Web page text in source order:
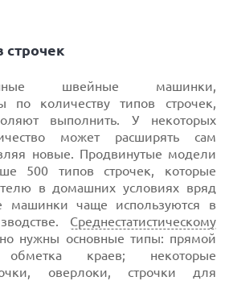
строчек
швейные машинки,
по количеству типов строчек,
выполнить. У некоторых
может расширять сам
новые. Продвинутые модели
500 типов строчек, которые
в домашних условиях вряд
чаще используются в
Среднестатистическому
нужны основные типы: прямой
краев; некоторые
оверлоки, строчки для